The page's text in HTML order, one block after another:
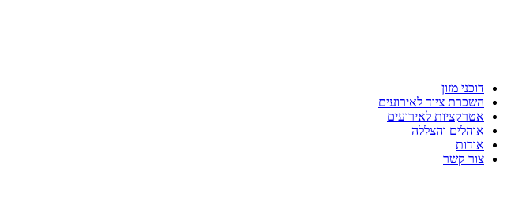
דוכני מזון
השכרת ציוד לאירועים
אטרקציות לאירועים
אוהלים והצללה
אודות
צור קשר